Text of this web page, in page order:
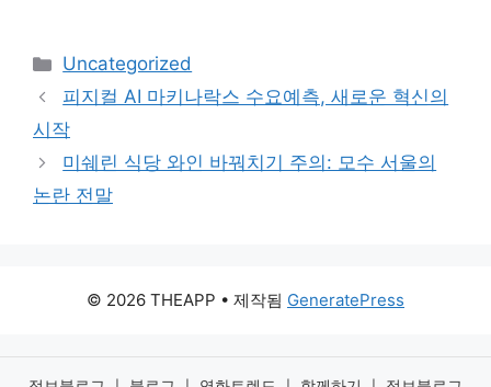
카
테
리
Uncategorized
피지컬 AI 마키나락스 수요예측, 새로운 혁신의
시작
미쉐린 식당 와인 바꿔치기 주의: 모수 서울의
논란 전말
© 2026 THEAPP • 제작됨 GeneratePress